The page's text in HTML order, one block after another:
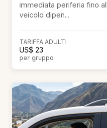
immediata periferia fino
veicolo dipen...
TARIFFA ADULTI
US$ 23
per gruppo